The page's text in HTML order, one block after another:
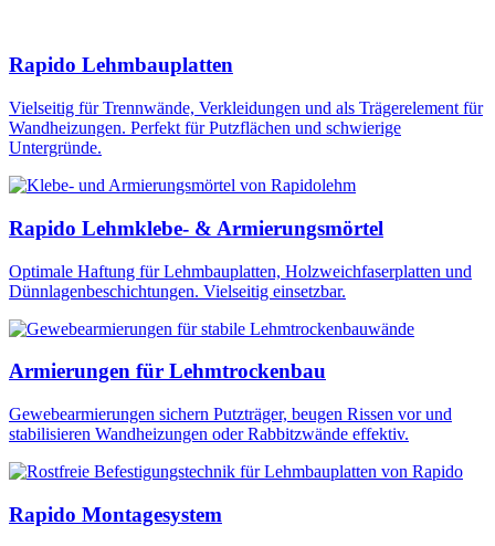
Rapido Lehmbauplatten
Vielseitig für Trennwände, Verkleidungen und als Trägerelement für
Wandheizungen. Perfekt für Putzflächen und schwierige
Untergründe.
Rapido Lehmklebe- & Armierungsmörtel
Optimale Haftung für Lehmbauplatten, Holzweichfaserplatten und
Dünnlagenbeschichtungen. Vielseitig einsetzbar.
Armierungen für Lehmtrockenbau
Gewebearmierungen sichern Putzträger, beugen Rissen vor und
stabilisieren Wandheizungen oder Rabbitzwände effektiv.
Rapido Montagesystem